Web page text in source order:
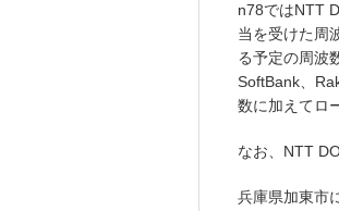
n78ではNTT
当を受けた周
る予定の周波
SoftBank、
数に加えてロ
なお、NTT
兵庫県加東市